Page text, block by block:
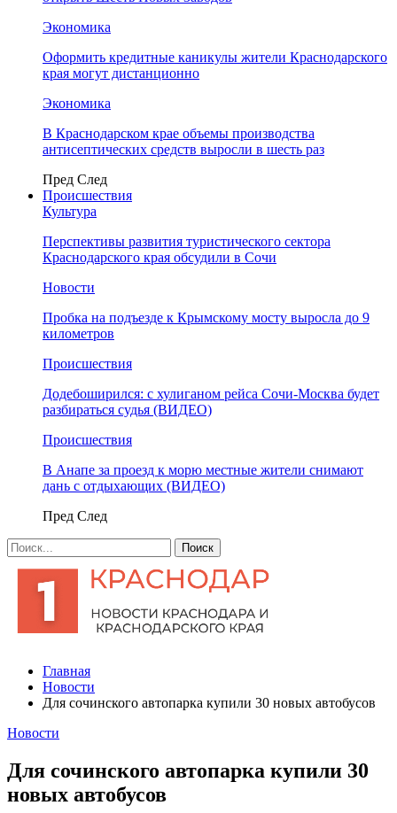
Экономика
Оформить кредитные каникулы жители Краснодарского
края могут дистанционно
Экономика
В Краснодарском крае объемы производства
антисептических средств выросли в шесть раз
Пред След
Происшествия
Культура
Перспективы развития туристического сектора
Краснодарского края обсудили в Сочи
Новости
Пробка на подъезде к Крымскому мосту выросла до 9
километров
Происшествия
Додебоширился: с хулиганом рейса Сочи-Москва будет
разбираться судья (ВИДЕО)
Происшествия
В Анапе за проезд к морю местные жители снимают
дань с отдыхающих (ВИДЕО)
Пред След
Главная
Новости
Для сочинского автопарка купили 30 новых автобусов
Новости
Для сочинского автопарка купили 30
новых автобусов